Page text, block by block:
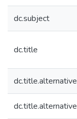
dc.subject
dc.title
dc.title.alternative
dc.title.alternative